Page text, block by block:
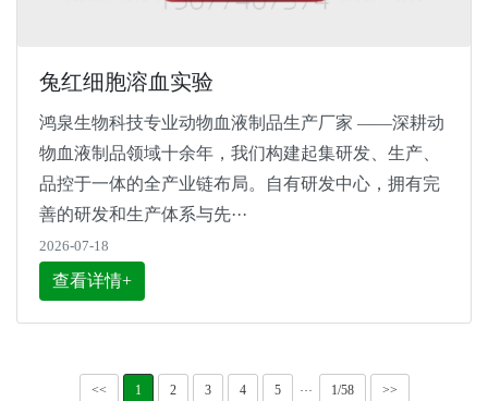
兔红细胞溶血实验
鸿泉生物科技专业动物血液制品生产厂家 ——深耕动
物血液制品领域十余年，我们构建起集研发、生产、
品控于一体的全产业链布局。自有研发中心，拥有完
善的研发和生产体系与先···
2026-07-18
查看详情+
<< 1 2 3 4 5 ··· 1/58 >>